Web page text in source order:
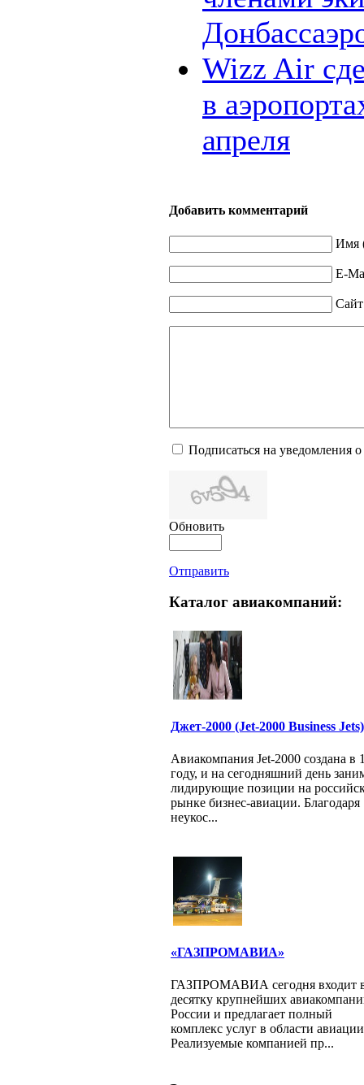
Wizz Air
в
апреля
Добавить комментарий
Имя
E-
Сайт
Подписаться на уведомления
Обновить
Отправить
Каталог авиакомпаний:
Джет-2000 (Jet-2000 Business Jets)
Авиакомпания Jet-2000 создана в
году, и на сегодняшний день
лидирующие позиции на
рынке бизнес-авиации. Благодаря
неукос...
«ГАЗПРОМАВИА»
ГАЗПРОМАВИА сегодня входит
десятку крупнейших
России и предлагает полный
комплекс услуг в области
Реализуемые компанией пр...